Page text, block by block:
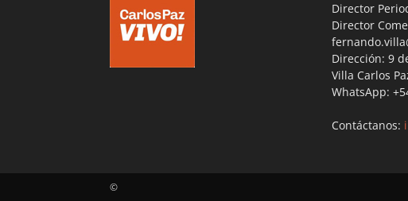
Director
Director
Dirección: 9
Villa Carlos
WhatsApp:
Contáctanos:
©